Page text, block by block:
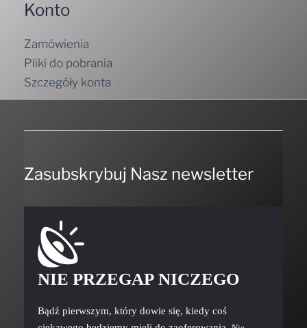
Pliki do pobrania
Szczegóły konta
NIE PRZEGAP NICZEGO
Bądź pierwszym, który dowie się, kiedy coś
ciekawego będziemy mieli do zaoferowania.
spamujemy! Przeczytaj nasząpolitykę prywatności